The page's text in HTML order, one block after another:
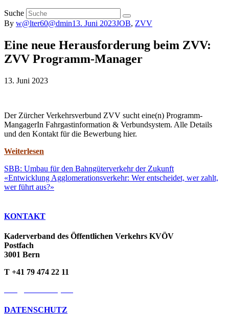
Suche
By w@lter60@dmin13. Juni 2023JOB, ZVV
Eine neue Herausforderung beim ZVV:
ZVV Programm-Manager
13. Juni 2023
Der Zürcher Verkehrsverbund ZVV sucht eine(n) Programm-
MangagerIn Fahrgastinformation & Verbundsystem. Alle Details
und den Kontakt für die Bewerbung hier.
Weiterlesen
SBB: Umbau für den Bahngüterverkehr der Zukunft
«Entwicklung Agglomerationsverkehr: Wer entscheidet, wer zahlt,
wer führt aus?»
KONTAKT
Kaderverband des Öffentlichen Verkehrs KVÖV
Postfach
3001 Bern
T +41 79 474 22 11
DATENSCHUTZ